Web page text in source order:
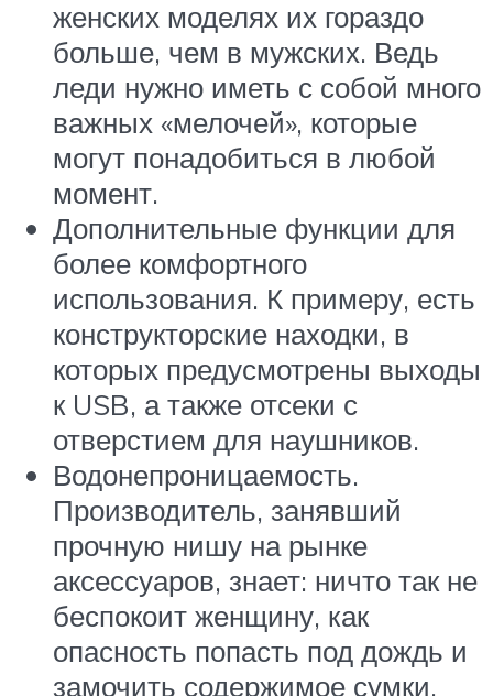
женских моделях их гораздо
больше, чем в мужских. Ведь
леди нужно иметь с собой много
важных «мелочей», которые
могут понадобиться в любой
момент.
Дополнительные функции для
более комфортного
использования. К примеру, есть
конструкторские находки, в
которых предусмотрены выходы
к USB, а также отсеки с
отверстием для наушников.
Водонепроницаемость.
Производитель, занявший
прочную нишу на рынке
аксессуаров, знает: ничто так не
беспокоит женщину, как
опасность попасть под дождь и
замочить содержимое сумки.